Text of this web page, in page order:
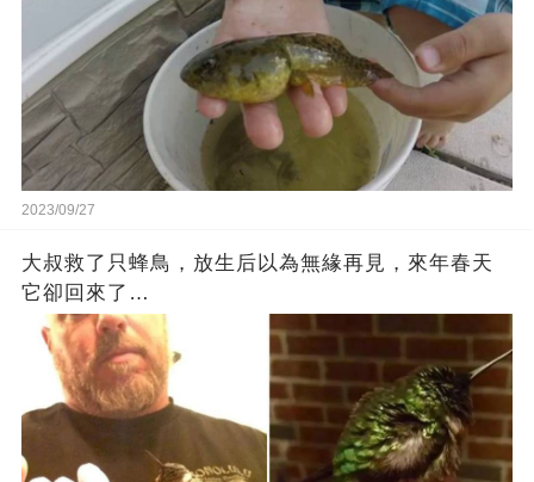
2023/09/27
大叔救了只蜂鳥，放生后以為無緣再見，來年春天
它卻回來了…